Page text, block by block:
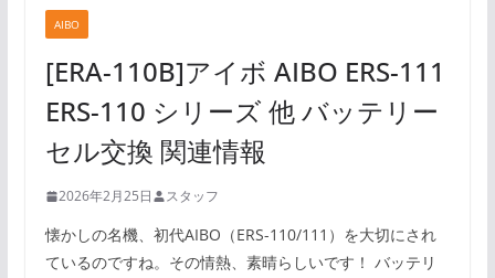
AIBO
[ERA-110B]アイボ AIBO ERS-111
ERS-110 シリーズ 他 バッテリー
セル交換 関連情報
2026年2月25日 スタッフ
懐かしの名機、初代AIBO（ERS-110/111）を大切にされ
ているのですね。その情熱、素晴らしいです！ バッテリ